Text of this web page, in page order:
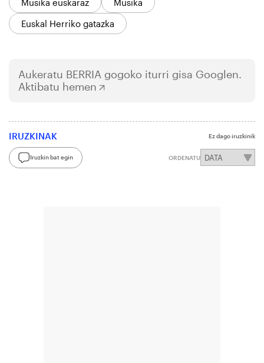
Musika euskaraz
Musika
Euskal Herriko gatazka
Aukeratu BERRIA gogoko iturri gisa Googlen.
Aktibatu hemen
IRUZKINAK Ez dago iruzkinik
Iruzkin bat egin ORDENATU